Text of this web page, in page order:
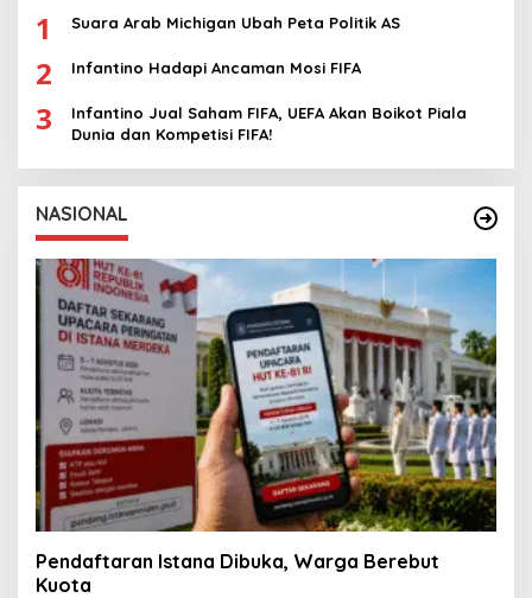
1 Suara Arab Michigan Ubah Peta Politik AS
2 Infantino Hadapi Ancaman Mosi FIFA
3
Infantino Jual Saham FIFA, UEFA Akan Boikot Piala
Dunia dan Kompetisi FIFA!
NASIONAL
Pendaftaran Istana Dibuka, Warga Berebut
Kuota